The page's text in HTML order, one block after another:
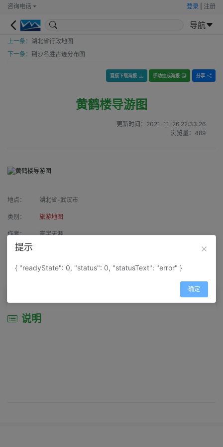
咨询电话 登录 注册
导航
上一条： 湖北省行政地图
下一条： 荆沙名胜古迹分布图
直接下载海报 手动生成海报 分享
黄鹤楼导游图
更新时间： 2021-11-26 22:33:26
浏览量： 489
地点： 湖北省-武汉市
类别： 旅游地图
作者： 寰宇天涯
来源：
属性： 地图属性： 地图类型-景区导游图
说明
提示
{ "readyState": 0, "status": 0, "statusText": "error" }
确定